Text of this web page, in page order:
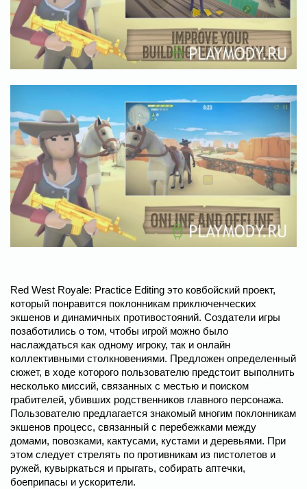
Red West Royale: Practice Editing это ковбойский проект,
который понравится поклонникам приключенческих
экшенов и динамичных противостояний. Создатели игры
позаботились о том, чтобы игрой можно было
наслаждаться как одному игроку, так и онлайн
коллективными столкновениями. Предложен определенный
сюжет, в ходе которого пользователю предстоит выполнить
несколько миссий, связанных с местью и поиском
грабителей, убивших родственников главного персонажа.
Пользователю предлагается знакомый многим поклонникам
экшенов процесс, связанный с перебежками между
домами, повозками, кактусами, кустами и деревьями. При
этом следует стрелять по противникам из пистолетов и
ружей, кувыркаться и прыгать, собирать аптечки,
боеприпасы и ускорители.